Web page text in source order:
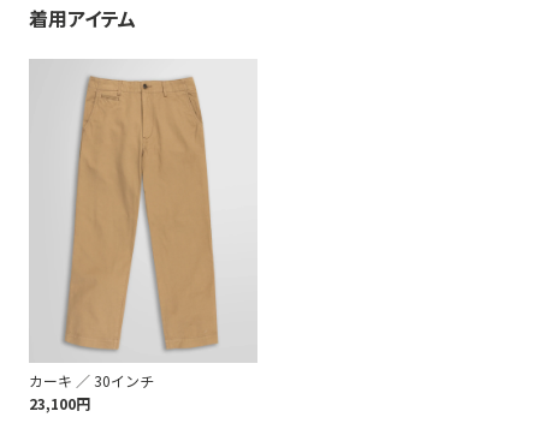
着用アイテム
カーキ ／ 30インチ
23,100円